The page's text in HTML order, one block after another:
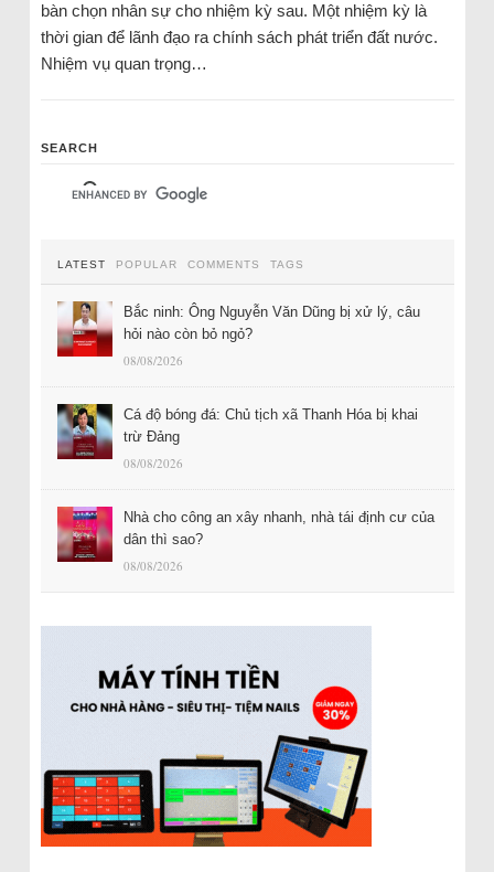
bàn chọn nhân sự cho nhiệm kỳ sau. Một nhiệm kỳ là
thời gian để lãnh đạo ra chính sách phát triển đất nước.
Nhiệm vụ quan trọng…
SEARCH
LATEST POPULAR COMMENTS TAGS
Bắc ninh: Ông Nguyễn Văn Dũng bị xử lý, câu
hỏi nào còn bỏ ngỏ?
08/08/2026
Cá độ bóng đá: Chủ tịch xã Thanh Hóa bị khai
trừ Đảng
08/08/2026
Nhà cho công an xây nhanh, nhà tái định cư của
dân thì sao?
08/08/2026